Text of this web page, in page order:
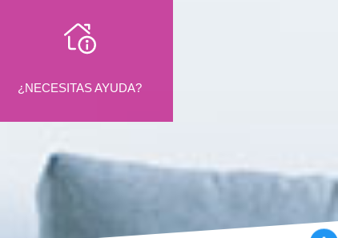
¿NECESITAS AYUDA?